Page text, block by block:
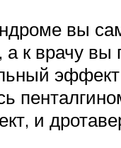
вы
к врачу вы
и